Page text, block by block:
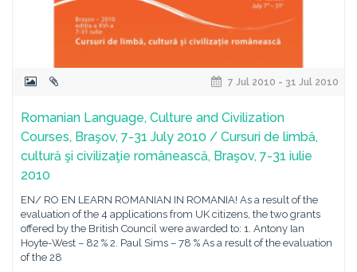
7 Jul 2010 - 31 Jul 2010
Romanian Language, Culture and Civilization
Courses, Braşov, 7-31 July 2010 / Cursuri de limbă,
cultură şi civilizaţie românească, Braşov, 7-31 iulie
2010
EN/ RO EN LEARN ROMANIAN IN ROMANIA! As a result of the
evaluation of the 4 applications from UK citizens, the two grants
offered by the British Council were awarded to: 1. Antony Ian
Hoyte-West – 82 % 2. Paul Sims – 78 % As a result of the evaluation
of the 28